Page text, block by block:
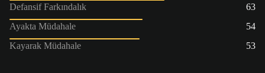
Defansif Farkındalık
63
Ayakta Müdahale
54
Kayarak Müdahale
53